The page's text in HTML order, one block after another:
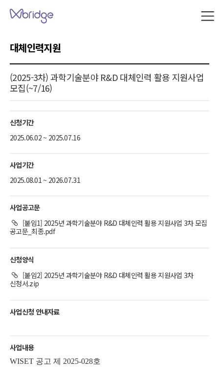
W
이
맵
대체인력지원
(2025-3차) 과학기술분야 R&D 대체인력 활용 지원사업
모집(~7/16)
신청기간
2025.06.02 ~ 2025.07.16
사업기간
2025.08.01 ~ 2026.07.31
사업공고문
[붙임1] 2025년 과학기술분야 R&D 대체인력 활용 지원사업 3차 모집
공고문_최종.pdf
신청양식
[붙임2] 2025년 과학기술분야 R&D 대체인력 활용 지원사업 3차
신청서.zip
사업신청 안내자료
사업내용
WISET 공고 제 2025-028호